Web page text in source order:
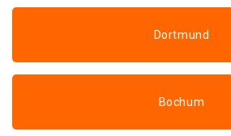
Dortmund
Bochum